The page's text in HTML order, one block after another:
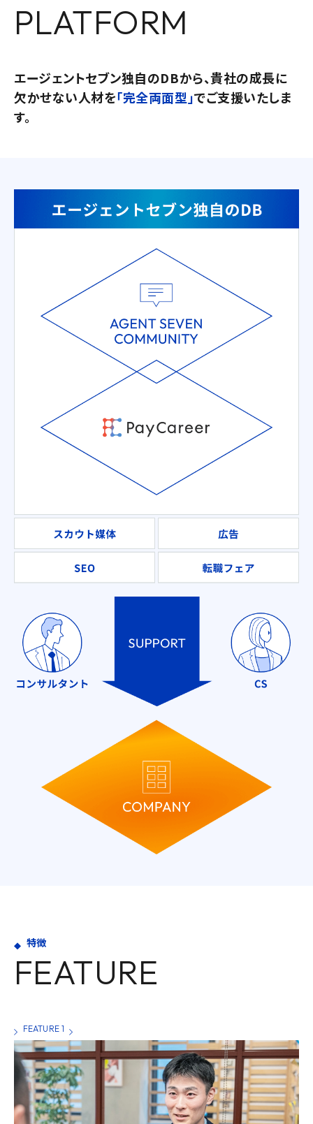
PLATFORM
エージェントセブン独自のDBから、貴社の成長に
欠かせない人材を「完全両面型」でご支援いたしま
す。
特徴
FEATURE
FEATURE 1